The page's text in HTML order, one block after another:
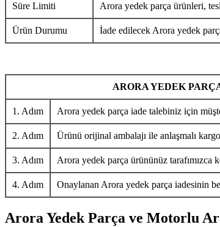
Süre Limiti Arora yedek parça ürünleri,
Ürün Durumu İade edilecek Arora yedek
ARORA YEDEK
1. Adım Arora yedek parça iade talebiniz için
2. Adım Ürünü orijinal ambalajı ile anlaşmalı
3. Adım Arora yedek parça ürününüz tarafımızca
4. Adım Onaylanan Arora yedek parça iadesinin
Arora Yedek Parça ve Motorlu